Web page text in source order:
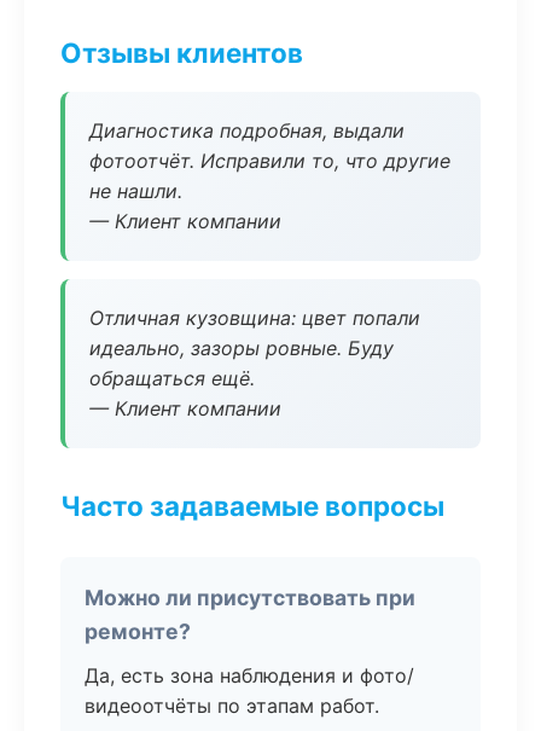
Отзывы клиентов
Диагностика подробная, выдали
фотоотчёт. Исправили то, что другие
не нашли.
— Клиент компании
Отличная кузовщина: цвет попали
идеально, зазоры ровные. Буду
обращаться ещё.
— Клиент компании
Часто задаваемые вопросы
Можно ли присутствовать при
ремонте?
Да, есть зона наблюдения и фото/
видеоотчёты по этапам работ.